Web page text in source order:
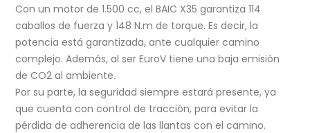
Con un motor de 1.500 cc, el BAIC X35 garantiza 114
caballos de fuerza y 148 N.m de torque. Es decir, la
potencia está garantizada, ante cualquier camino
complejo. Además, al ser EuroV tiene una baja emisión
de CO2 al ambiente.
Por su parte, la seguridad siempre estará presente, ya
que cuenta con control de tracción, para evitar la
pérdida de adherencia de las llantas con el camino.